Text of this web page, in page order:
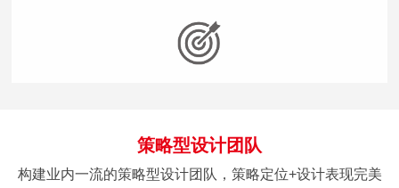
策略型设计团队
构建业内一流的策略型设计团队，策略定位+设计表现完美